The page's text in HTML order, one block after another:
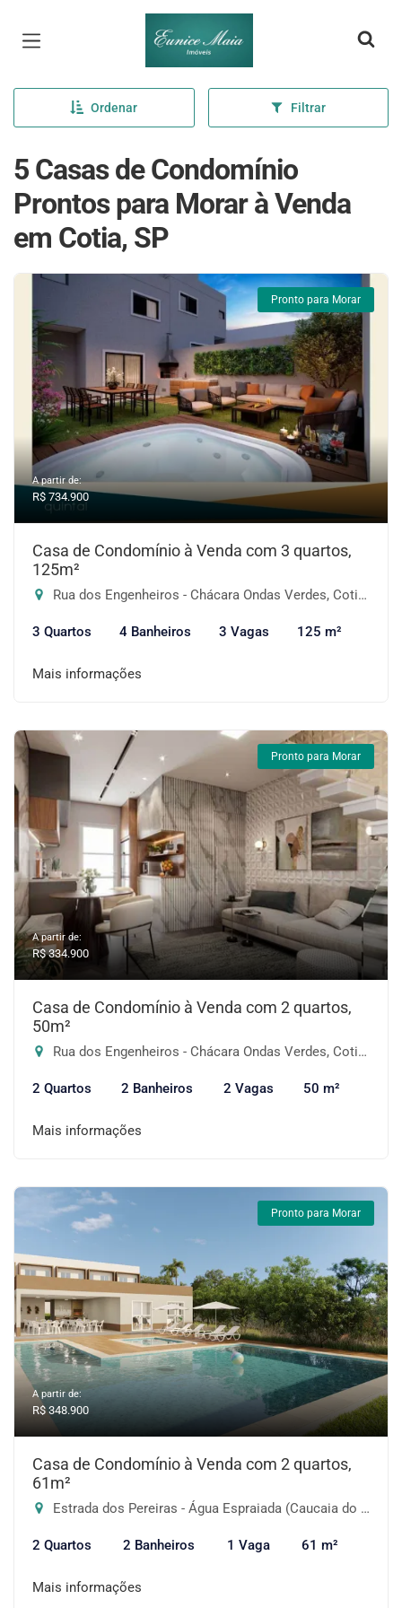
Página inicial
Ordenar Filtrar
5 Casas de Condomínio
Prontos para Morar à Venda
em Cotia, SP
Pronto para Morar
A partir de:
R$ 734.900
Casa de Condomínio à Venda com 3 quartos,
125m²
Rua dos Engenheiros - Chácara Ondas Verdes, Cotia-SP
3 Quartos 4 Banheiros 3 Vagas 125 m²
Mais informações
Pronto para Morar
A partir de:
R$ 334.900
Casa de Condomínio à Venda com 2 quartos,
50m²
Rua dos Engenheiros - Chácara Ondas Verdes, Cotia-SP
2 Quartos 2 Banheiros 2 Vagas 50 m²
Mais informações
Pronto para Morar
A partir de:
R$ 348.900
Casa de Condomínio à Venda com 2 quartos,
61m²
Estrada dos Pereiras - Água Espraiada (Caucaia do Alto), Cotia-SP
2 Quartos 2 Banheiros 1 Vaga 61 m²
Mais informações